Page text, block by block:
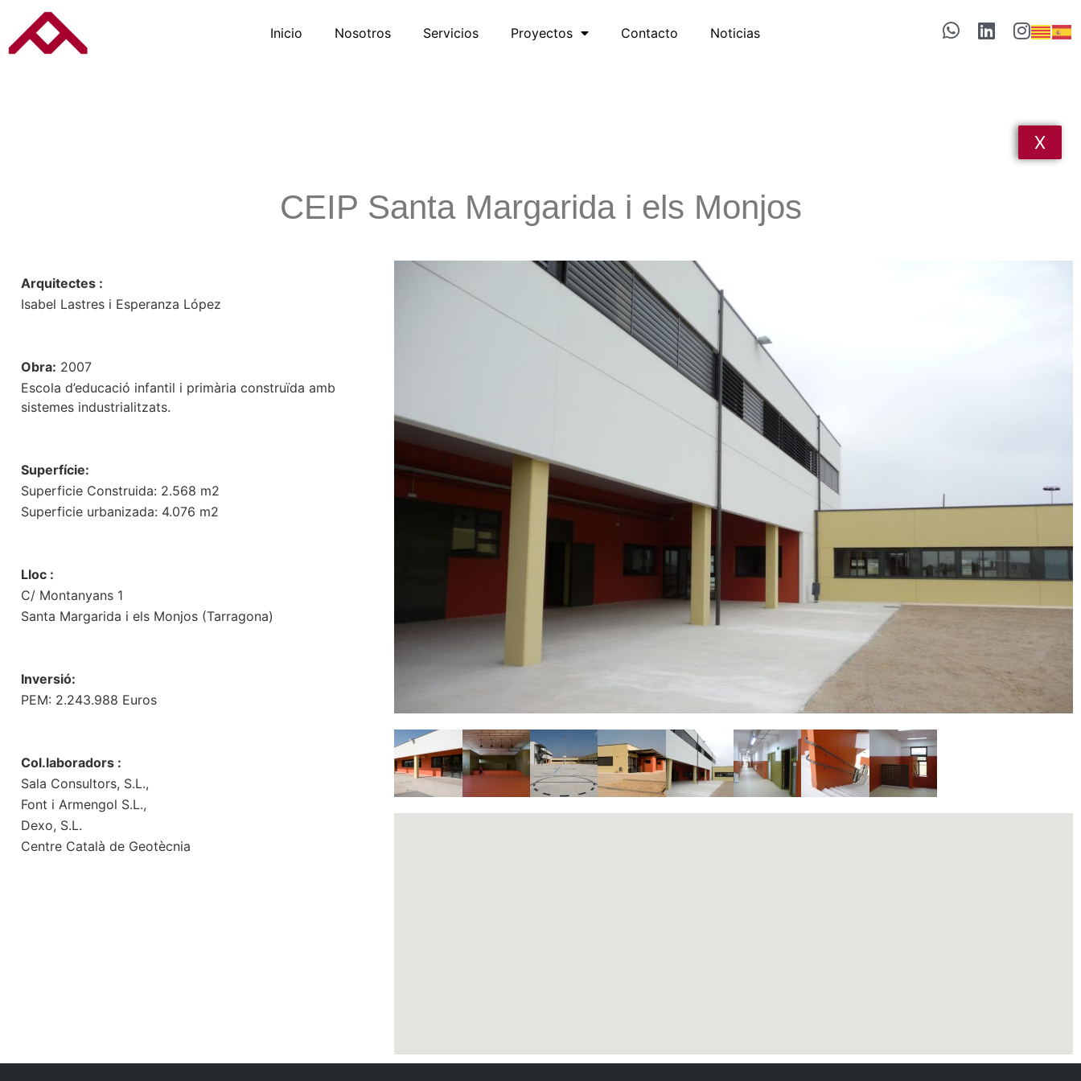
Inicio Nosotros Servicios Proyectos Contacto Noticias
X
CEIP Santa Margarida i els Monjos
Arquitectes :
Isabel Lastres i Esperanza López
Obra: 2007
Escola d’educació infantil i primària construïda amb
sistemes industrialitzats.
Superfície:
Superficie Construida: 2.568 m2
Superficie urbanizada: 4.076 m2
Lloc :
C/ Montanyans 1
Santa Margarida i els Monjos (Tarragona)
Inversió:
PEM: 2.243.988 Euros
Col.laboradors :
Sala Consultors, S.L.,
Font i Armengol S.L.,
Dexo, S.L.
Centre Català de Geotècnia